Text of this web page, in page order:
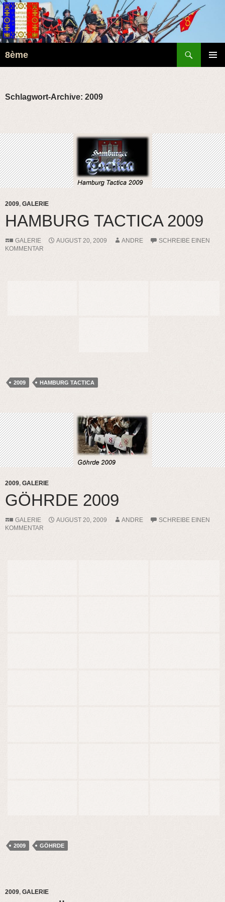
8ème
Schlagwort-Archive: 2009
2009, GALERIE
HAMBURG TACTICA 2009
GALERIE AUGUST 20, 2009 ANDRE
SCHREIBE EINEN
KOMMENTAR
2009 HAMBURG TACTICA
2009, GALERIE
GÖHRDE 2009
GALERIE AUGUST 20, 2009 ANDRE
SCHREIBE EINEN
KOMMENTAR
2009 GÖHRDE
2009, GALERIE